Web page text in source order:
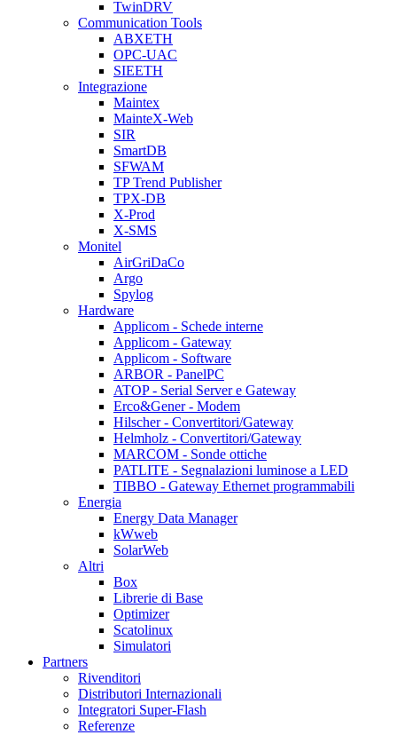
TwinDRV
Communication Tools
ABXETH
OPC-UAC
SIEETH
Integrazione
Maintex
MainteX-Web
SIR
SmartDB
SFWAM
TP Trend Publisher
TPX-DB
X-Prod
X-SMS
Monitel
AirGriDaCo
Argo
Spylog
Hardware
Applicom - Schede interne
Applicom - Gateway
Applicom - Software
ARBOR - PanelPC
ATOP - Serial Server e Gateway
Erco&Gener - Modem
Hilscher - Convertitori/Gateway
Helmholz - Convertitori/Gateway
MARCOM - Sonde ottiche
PATLITE - Segnalazioni luminose a LED
TIBBO - Gateway Ethernet programmabili
Energia
Energy Data Manager
kWweb
SolarWeb
Altri
Box
Librerie di Base
Optimizer
Scatolinux
Simulatori
Partners
Rivenditori
Distributori Internazionali
Integratori Super-Flash
Referenze